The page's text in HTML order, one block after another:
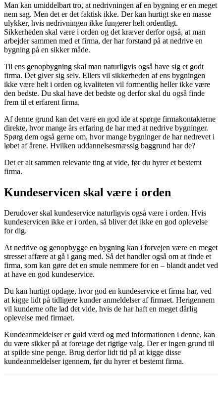
Man kan umiddelbart tro, at nedrivningen af en bygning er en meget
nem sag. Men det er det faktisk ikke. Der kan hurtigt ske en masse
ulykker, hvis nedrivningen ikke fungerer helt ordentligt.
Sikkerheden skal være i orden og det kræver derfor også, at man
arbejder sammen med et firma, der har forstand på at nedrive en
bygning på en sikker måde.
Til ens genopbygning skal man naturligvis også have sig et godt
firma. Det giver sig selv. Ellers vil sikkerheden af ens bygningen
ikke være helt i orden og kvaliteten vil formentlig heller ikke være
den bedste. Du skal have det bedste og derfor skal du også finde
frem til et erfarent firma.
Af denne grund kan det være en god ide at spørge firmakontakterne
direkte, hvor mange års erfaring de har med at nedrive bygninger.
Spørg dem også gerne om, hvor mange bygninger de har nedrevet i
løbet af årene. Hvilken uddannelsesmæssig baggrund har de?
Det er alt sammen relevante ting at vide, før du hyrer et bestemt
firma.
Kundeservicen skal være i orden
Derudover skal kundeservice naturligvis også være i orden. Hvis
kundeservicen ikke er i orden, så bliver det ikke en god oplevelse
for dig.
At nedrive og genopbygge en bygning kan i forvejen være en meget
stresset affære at gå i gang med. Så det handler også om at finde et
firma, som kan gøre det en smule nemmere for en – blandt andet ved
at have en god kundeservice.
Du kan hurtigt opdage, hvor god en kundeservice et firma har, ved
at kigge lidt på tidligere kunder anmeldelser af firmaet. Herigennem
vil kunderne ofte lad det vide, hvis de har haft en meget dårlig
oplevelse med firmaet.
Kundeanmeldelser er guld værd og med informationen i denne, kan
du være sikker på at foretage det rigtige valg. Der er ingen grund til
at spilde sine penge. Brug derfor lidt tid på at kigge disse
kundeanmeldelser igennem, før du hyrer et bestemt firma.